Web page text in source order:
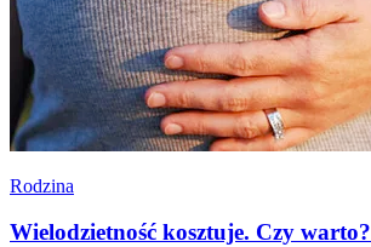
Rodzina
Wielodzietność kosztuje. Czy